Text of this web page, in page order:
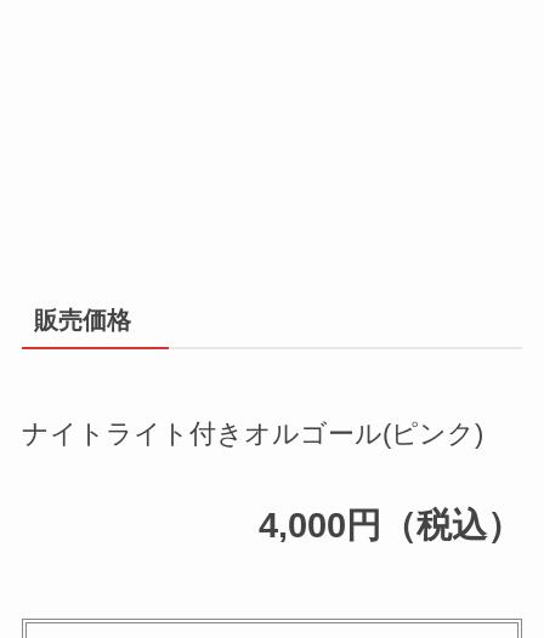
販売価格
ナイトライト付きオルゴール(ピンク)
4,000円（税込）